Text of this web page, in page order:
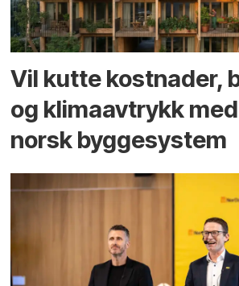
Vil kutte kostnader,
og klima­avtrykk
norsk bygge­system